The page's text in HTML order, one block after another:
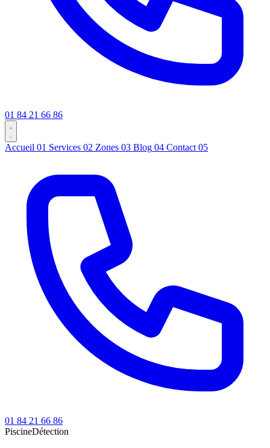
01 84 21 66 86
Accueil 01 Services 02 Zones 03 Blog 04 Contact 05
01 84 21 66 86
PiscineDétection